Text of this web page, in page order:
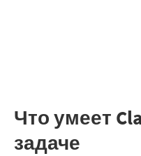
Что умеет
задаче